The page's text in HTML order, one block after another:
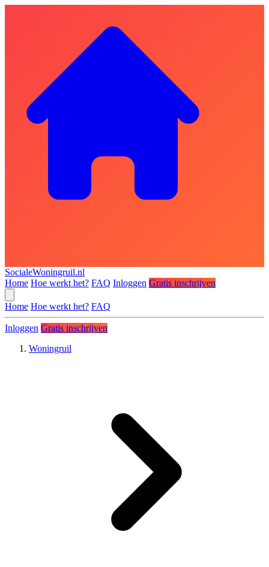
SocialeWoningruil.nl
Home Hoe werkt het? FAQ Inloggen Gratis inschrijven
Home Hoe werkt het? FAQ
Inloggen Gratis inschrijven
Woningruil